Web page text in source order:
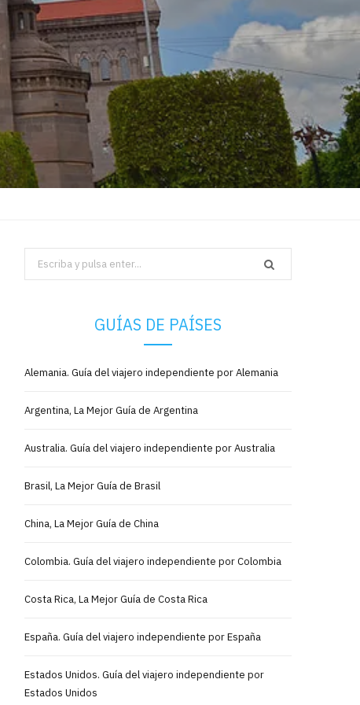
Search
for:
GUÍAS DE PAÍSES
Alemania. Guía del viajero independiente por Alemania
Argentina, La Mejor Guía de Argentina
Australia. Guía del viajero independiente por Australia
Brasil, La Mejor Guía de Brasil
China, La Mejor Guía de China
Colombia. Guía del viajero independiente por Colombia
Costa Rica, La Mejor Guía de Costa Rica
España. Guía del viajero independiente por España
Estados Unidos. Guía del viajero independiente por
Estados Unidos